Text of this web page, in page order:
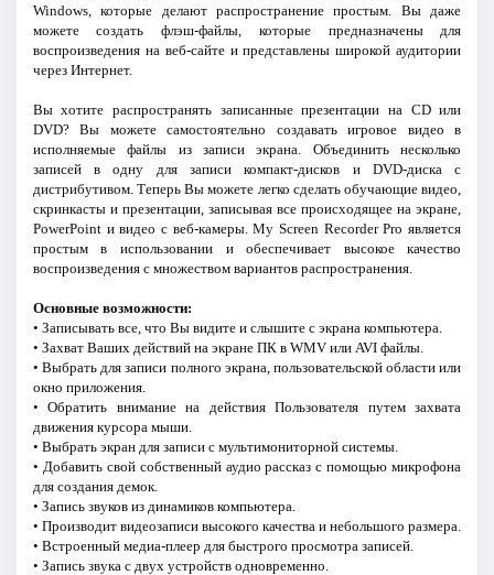
Windows, которые делают распространение простым. Вы даже
можете создать флэш-файлы, которые предназначены для
воспроизведения на веб-сайте и представлены широкой аудитории
через Интернет.
Вы хотите распространять записанные презентации на CD или
DVD? Вы можете самостоятельно создавать игровое видео в
исполняемые файлы из записи экрана. Объединить несколько
записей в одну для записи компакт-дисков и DVD-диска с
дистрибутивом. Теперь Вы можете легко сделать обучающие видео,
скринкасты и презентации, записывая все происходящее на экране,
PowerPoint и видео с веб-камеры. My Screen Recorder Pro является
простым в использовании и обеспечивает высокое качество
воспроизведения с множеством вариантов распространения.
Основные возможности:
• Записывать все, что Вы видите и слышите с экрана компьютера.
• Захват Ваших действий на экране ПК в WMV или AVI файлы.
• Выбрать для записи полного экрана, пользовательской области или
окно приложения.
• Обратить внимание на действия Пользователя путем захвата
движения курсора мыши.
• Выбрать экран для записи с мультимониторной системы.
• Добавить свой собственный аудио рассказ с помощью микрофона
для создания демок.
• Запись звуков из динамиков компьютера.
• Производит видеозаписи высокого качества и небольшого размера.
• Встроенный медиа-плеер для быстрого просмотра записей.
• Запись звука с двух устройств одновременно.